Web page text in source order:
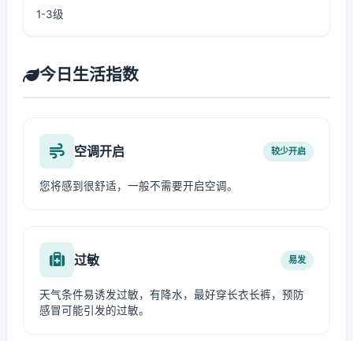
1-3级
今日生活指数
空调开启 较少开启
您将感到很舒适，一般不需要开启空调。
过敏 易发
天气条件易诱发过敏，有降水，最好穿长衣长裤，预防
感冒可能引发的过敏。